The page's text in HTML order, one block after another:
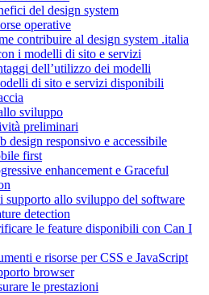
del design system
operative
contribuire al design system .italia
i modelli di sito e servizi
dell’utilizzo dei modelli
di sito e servizi disponibili
sviluppo
preliminari
design responsivo e accessibile
first
enhancement e Graceful
supporto allo sviluppo del software
detection
le feature disponibili con Can I
e risorse per CSS e JavaScript
browser
le prestazioni